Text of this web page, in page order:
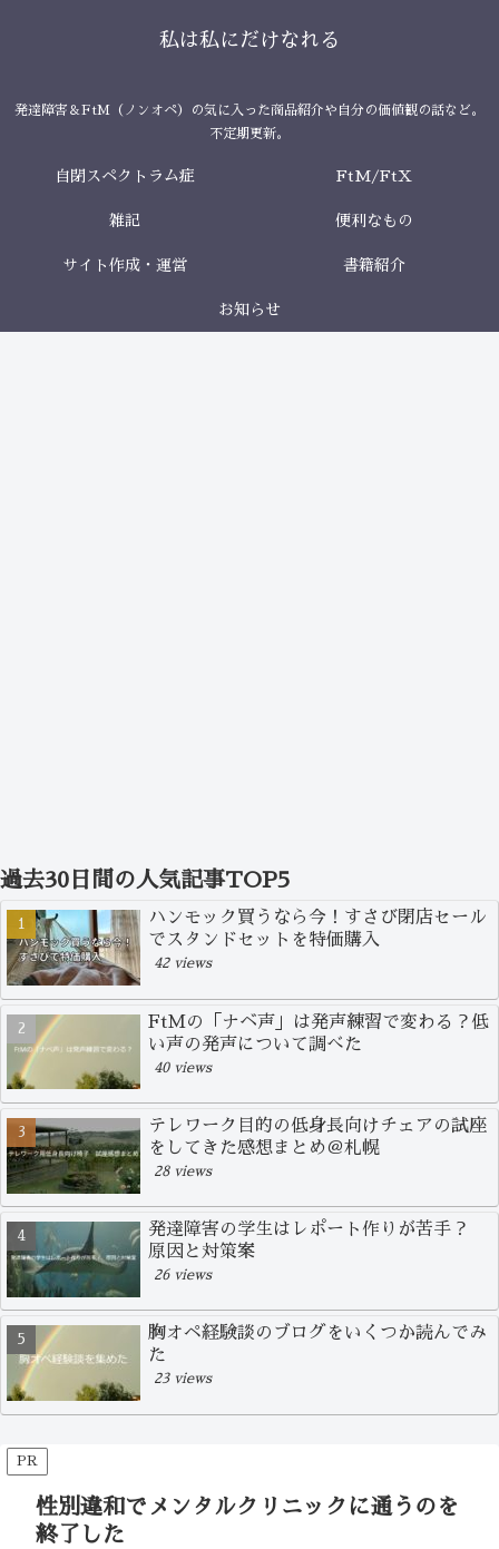
私は私にだけなれる
発達障害＆FtM（ノンオペ）の気に入った商品紹介や自分の価値観の話など。
不定期更新。
自閉スペクトラム症 FtM/FtX
雑記 便利なもの
サイト作成・運営 書籍紹介
お知らせ
過去30日間の人気記事TOP5
ハンモック買うなら今！すさび閉店セール
でスタンドセットを特価購入
42 views
FtMの「ナベ声」は発声練習で変わる？低
い声の発声について調べた
40 views
テレワーク目的の低身長向けチェアの試座
をしてきた感想まとめ＠札幌
28 views
発達障害の学生はレポート作りが苦手？
原因と対策案
26 views
胸オペ経験談のブログをいくつか読んでみ
た
23 views
PR
性別違和でメンタルクリニックに通うのを
終了した